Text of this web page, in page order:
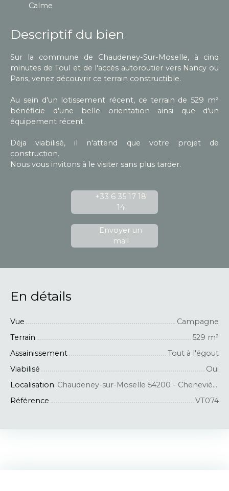
Calme
Descriptif du bien
Sur la commune de Chaudeney-Sur-Moselle, à cinq
minutes de Toul et de l'accès autoroutier vers Nancy ou
Paris, venez découvrir ce terrain constructible.
Au sein d'un lotissement récent, ce terrain de 529 m²
bénéficie d'une belle orientation ainsi que d'un
équipement récent.
Déja viabilisé, il n'attend que votre projet de
construction.
Nous vous invitons à le visiter sans plus tarder.
+33 6 35 17 18
14
Envoyer un
mail
En détails
Vue
Campagne
Terrain
529 m²
Assainissement
Tout à l'égout
Viabilisé
Oui
Localisation
Chaudeney-sur-Moselle 54200 - Chenevières
Référence
VT074